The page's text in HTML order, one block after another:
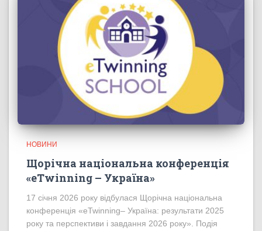
НОВИНИ
Щорічна національна конференція
«eTwinning – Україна»
17 січня 2026 року відбулася Щорічна національна
конференція «eTwinning– Україна: результати 2025
року та перспективи і завдання 2026 року». Подія